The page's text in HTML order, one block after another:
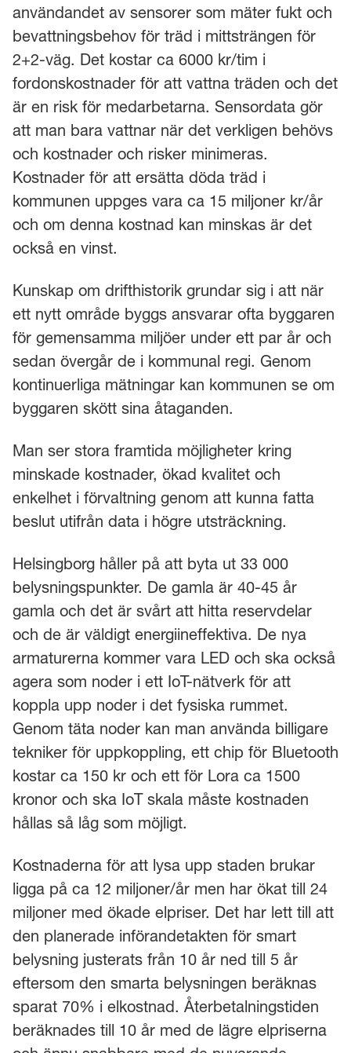
användandet av sensorer som mäter fukt och
bevattningsbehov för träd i mittsträngen för
2+2-väg. Det kostar ca 6000 kr/tim i
fordonskostnader för att vattna träden och det
är en risk för medarbetarna. Sensordata gör
att man bara vattnar när det verkligen behövs
och kostnader och risker minimeras.
Kostnader för att ersätta döda träd i
kommunen uppges vara ca 15 miljoner kr/år
och om denna kostnad kan minskas är det
också en vinst.
Kunskap om drifthistorik grundar sig i att när
ett nytt område byggs ansvarar ofta byggaren
för gemensamma miljöer under ett par år och
sedan övergår de i kommunal regi. Genom
kontinuerliga mätningar kan kommunen se om
byggaren skött sina åtaganden.
Man ser stora framtida möjligheter kring
minskade kostnader, ökad kvalitet och
enkelhet i förvaltning genom att kunna fatta
beslut utifrån data i högre utsträckning.
Helsingborg håller på att byta ut 33 000
belysningspunkter. De gamla är 40-45 år
gamla och det är svårt att hitta reservdelar
och de är väldigt energiineffektiva. De nya
armaturerna kommer vara LED och ska också
agera som noder i ett IoT-nätverk för att
koppla upp noder i det fysiska rummet.
Genom täta noder kan man använda billigare
tekniker för uppkoppling, ett chip för Bluetooth
kostar ca 150 kr och ett för Lora ca 1500
kronor och ska IoT skala måste kostnaden
hållas så låg som möjligt.
Kostnaderna för att lysa upp staden brukar
ligga på ca 12 miljoner/år men har ökat till 24
miljoner med ökade elpriser. Det har lett till att
den planerade införandetakten för smart
belysning justerats från 10 år ned till 5 år
eftersom den smarta belysningen beräknas
sparat 70% i elkostnad. Återbetalningstiden
beräknades till 10 år med de lägre elpriserna